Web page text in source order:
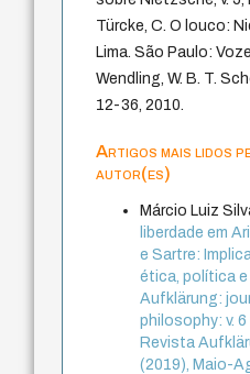
Türcke, C. O louco:
Lima. São Paulo:
Wendling, W. B. T.
12-36, 2010.
Artigos mais lidos
autor(es)
Márcio Luiz
liberdade em
e Sartre:
ética, política
Aufklärung:
philosophy: v. 6
Revista
(2019), Maio-